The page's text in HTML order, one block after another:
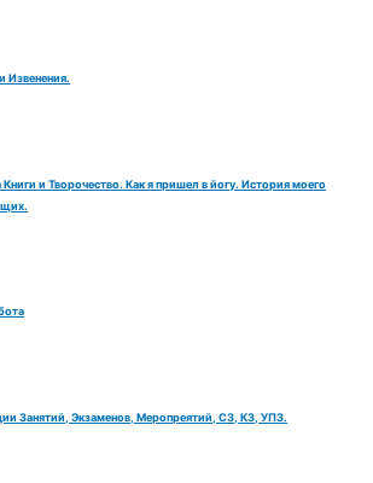
Извенения.
и Творочество. Как я пришел в йогу. История моего
Занятий, Экзаменов, Меропреятий, СЗ, КЗ, УПЗ.